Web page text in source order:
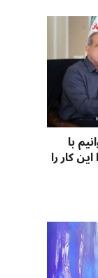
با
کار را